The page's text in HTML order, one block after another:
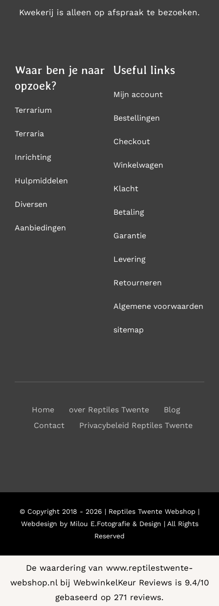
Kwekerij is alleen op afspraak te bezoeken.
Waar ben je naar
opzoek?
Terrarium
Terraria
Inrichting
Hulpmiddelen
Diversen
Aanbiedingen
Useful links
Mijn account
Bestellingen
Checkout
Winkelwagen
Klacht
Betaling
Garantie
Levering
Retourneren
Algemene voorwaarden
sitemap
Home over Reptiles Twente
Blog
Contact
Privacybeleid Reptiles Twente
© Copyright 2018 - 2026 | Reptiles Twente Webshop |
Webdesign by Milou E.Fotografie & Design | All Rights
Reserved
De waardering van www.reptilestwente-
webshop.nl bij WebwinkelKeur Reviews is 9.4/10
gebaseerd op 271 reviews.